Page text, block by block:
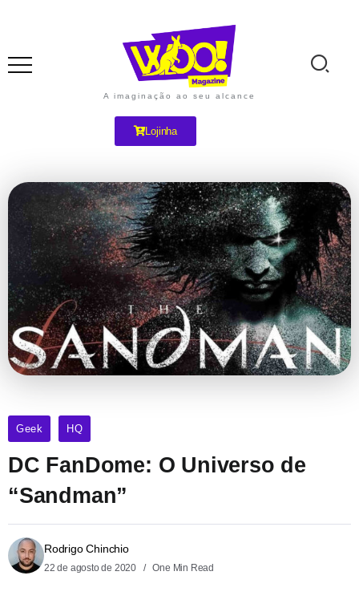
A imaginação ao seu alcance
Lojinha
Geek HQ
DC FanDome: O Universo de
“Sandman”
Rodrigo Chinchio
22 de agosto de 2020 One Min Read